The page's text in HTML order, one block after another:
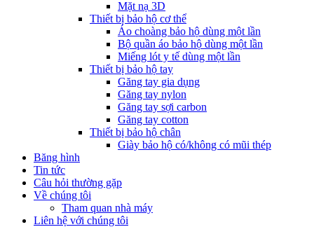
Mặt nạ 3D
Thiết bị bảo hộ cơ thể
Áo choàng bảo hộ dùng một lần
Bộ quần áo bảo hộ dùng một lần
Miếng lót y tế dùng một lần
Thiết bị bảo hộ tay
Găng tay gia dụng
Găng tay nylon
Găng tay sợi carbon
Găng tay cotton
Thiết bị bảo hộ chân
Giày bảo hộ có/không có mũi thép
Băng hình
Tin tức
Câu hỏi thường gặp
Về chúng tôi
Tham quan nhà máy
Liên hệ với chúng tôi